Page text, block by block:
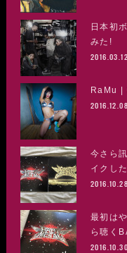
日本初
みた!
RaMu |
今さら
イクし
最初は
ら聴く